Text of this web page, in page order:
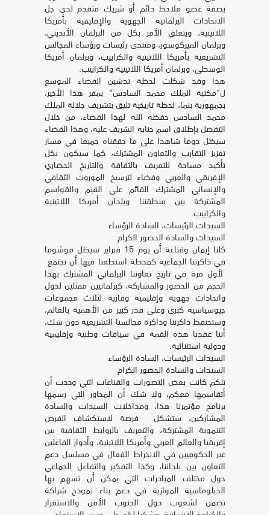
بصفة عضو ملاحظ دائم أو شريك متقدم لدى جل
الاتحادات البرلمانية الجهوية والإقليمية بأمريكا
اللاتينية، ويتعلق الأمر بكل من البرلمان الأنديني،
وبرلمان الميركوسور، ومنتدى رئيسات ورؤساء المجالس
التشريعية بأمريكا اللاتينية والكراييب، وبرلمان أمريكا
الوسطى، وبرلمان أمريكا اللاتينية والكراييب.
هذا وقد شكلت لحظة تدشين الفضاء الموسع
ل"مكتبة الملك محمد السادس" بمقر هذا الأخير،
بجمهورية بنما، لحظة تاريخية تليق بتشريف جلالة الملك
محمد السادس حفظه الله لهذا الفضاء، من خلال
التفضل بإطلاق اسم جنابه الشريف عليه، وهذا الفضاء
سيظل دوما شاهدا على ما حققناه جميعا في مسار
تعزيز التقارب والتعاون المشترك، كما سيكون بكل
تأكيد مساحة للتعريف بالثقافة والتاريخ الحضاري
الإفريقي والعربي وفضاء لترسيخ الموروث الثقافي
والإنساني المشترك القائم على القيم والقواسم
المشتركة بين منطقتنا وبلدان أمريكا اللاتينية
والكراييب.
السيدات الرئيسات، السادة الرؤساء
السيدات والسادة الحضور الكرام
كلنا إيمان وقناعة أن يوم 15 فبراير سيظل موشوما
في ذاكرتنا الجماعية كمحطة استطعنا فيها أن نجتمع
لأول مرة في تاريخ تعاوننا البرلماني المشترك بهذا
الحجم من الحضور والمشاركة، كبرلمانيين ممثلين لدول
واتحادات جهوية وإقليمية وقارية لثلاث مجموعات
جيوسياسية كبرى وعلى قدر كبير من الأهمية بالعالم،
وستحتفظ ذاكرتنا وذاكرة مجالسنا التشريعية دون شك،
أننا عقدنا هذه القمة في سياقات وطنية وإقليمية
ودولية استثنائية.
السيدات الرئيسات، السادة الرؤساء
السيدات والسادة الحضور الكرام
تلكم كانت بعض التصورات والقناعات التي وددت أن
أتقاسمها معكم، ولا شك أن المحاور التي رسمها
برنامج مؤتمرنا هذا، ومداخلات السيدات والسادة
المشاركين، ستشكل فرصة لاستكشاف الفرص
التنموية المشتركة، والتعريف بالروابط الثقافية بين
إفريقيا والعالم العربي وأمريكا اللاتينية، وأدوار الفاعلين
غير الحكوميين في الانخراط الفعال في مسلسل دعم
التعاون بين بلداننا، وكذا التفكير والتفاعل الجماعي
حول مختلف المبادرات التي يمكن أن تسهم بها
الدبلوماسية الموازية في دعم بناء نموذج شراكة
تضمن لشعوب دول الجنوب الأمن والاستقرار